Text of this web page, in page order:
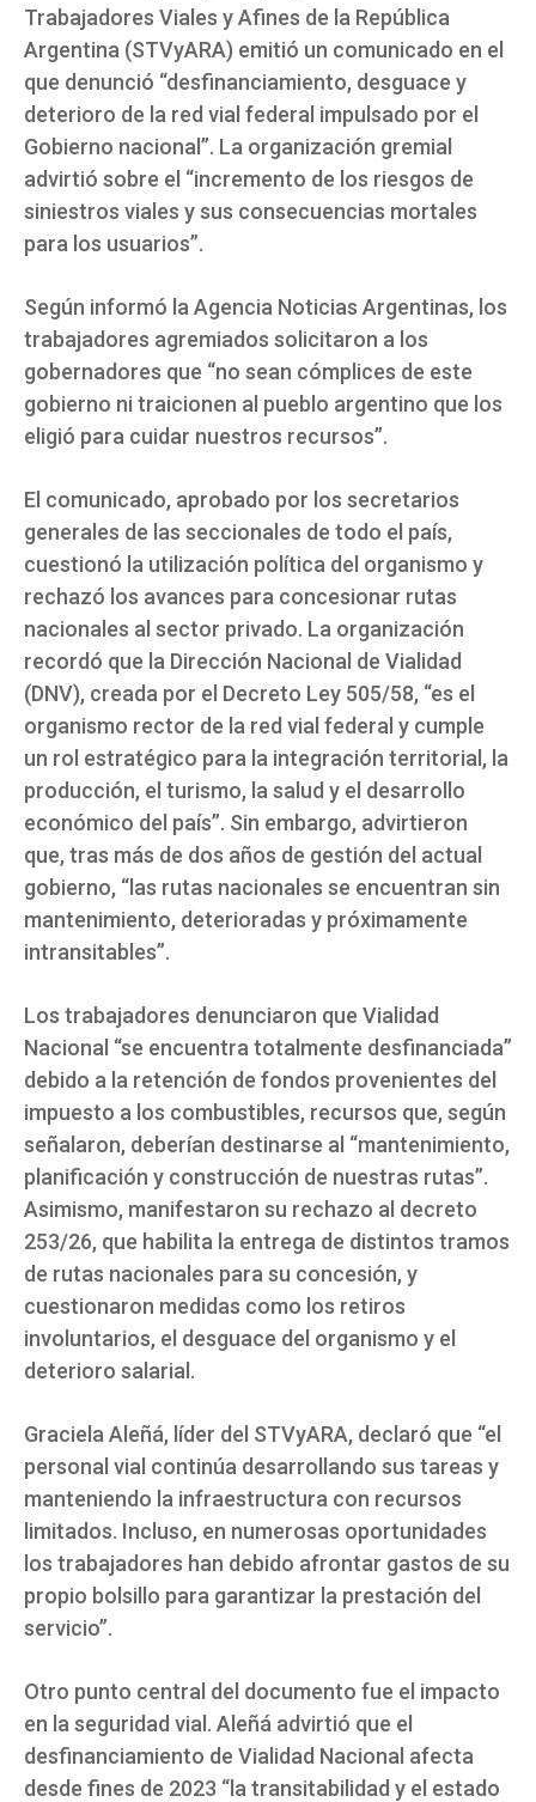
Trabajadores Viales y Afines de la República
Argentina (STVyARA) emitió un comunicado en el
que denunció “desfinanciamiento, desguace y
deterioro de la red vial federal impulsado por el
Gobierno nacional”. La organización gremial
advirtió sobre el “incremento de los riesgos de
siniestros viales y sus consecuencias mortales
para los usuarios”.
Según informó la Agencia Noticias Argentinas, los
trabajadores agremiados solicitaron a los
gobernadores que “no sean cómplices de este
gobierno ni traicionen al pueblo argentino que los
eligió para cuidar nuestros recursos”.
El comunicado, aprobado por los secretarios
generales de las seccionales de todo el país,
cuestionó la utilización política del organismo y
rechazó los avances para concesionar rutas
nacionales al sector privado. La organización
recordó que la Dirección Nacional de Vialidad
(DNV), creada por el Decreto Ley 505/58, “es el
organismo rector de la red vial federal y cumple
un rol estratégico para la integración territorial, la
producción, el turismo, la salud y el desarrollo
económico del país”. Sin embargo, advirtieron
que, tras más de dos años de gestión del actual
gobierno, “las rutas nacionales se encuentran sin
mantenimiento, deterioradas y próximamente
intransitables”.
Los trabajadores denunciaron que Vialidad
Nacional “se encuentra totalmente desfinanciada”
debido a la retención de fondos provenientes del
impuesto a los combustibles, recursos que, según
señalaron, deberían destinarse al “mantenimiento,
planificación y construcción de nuestras rutas”.
Asimismo, manifestaron su rechazo al decreto
253/26, que habilita la entrega de distintos tramos
de rutas nacionales para su concesión, y
cuestionaron medidas como los retiros
involuntarios, el desguace del organismo y el
deterioro salarial.
Graciela Aleñá, líder del STVyARA, declaró que “el
personal vial continúa desarrollando sus tareas y
manteniendo la infraestructura con recursos
limitados. Incluso, en numerosas oportunidades
los trabajadores han debido afrontar gastos de su
propio bolsillo para garantizar la prestación del
servicio”.
Otro punto central del documento fue el impacto
en la seguridad vial. Aleñá advirtió que el
desfinanciamiento de Vialidad Nacional afecta
desde fines de 2023 “la transitabilidad y el estado